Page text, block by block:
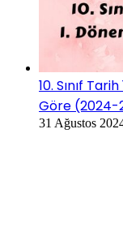
10. Sınıf
Göre (2024-
31 Ağustos